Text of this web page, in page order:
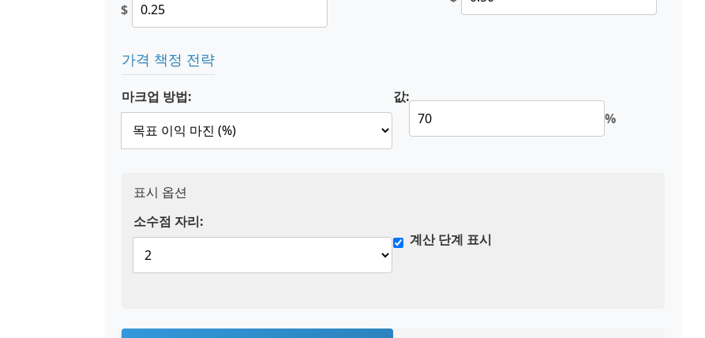
$
가격 책정 전략
마크업 방법:
값:
%
표시 옵션
소수점 자리:
계산 단계 표시